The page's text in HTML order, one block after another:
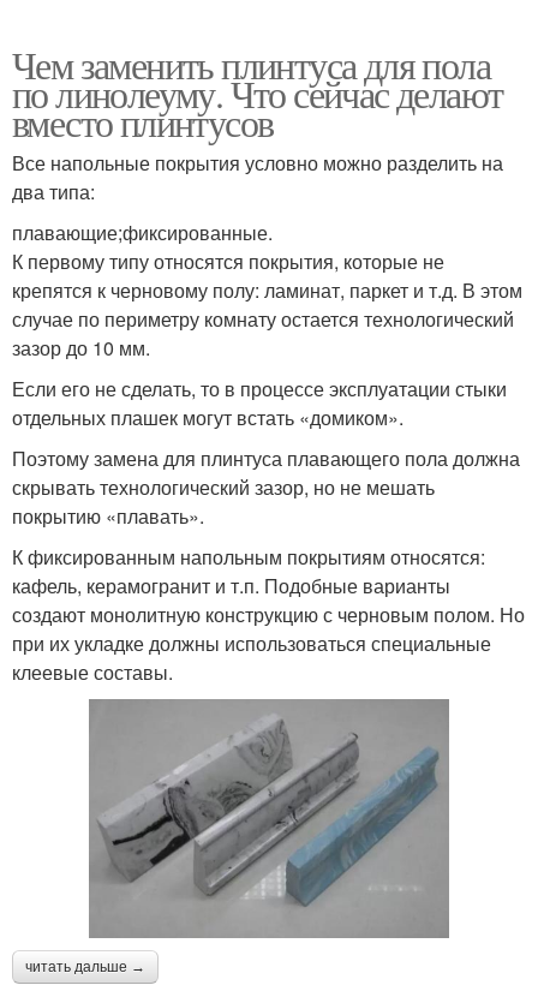
Чем заменить плинтуса для пола
по линолеуму. Что сейчас делают
вместо плинтусов
Все напольные покрытия условно можно разделить на
два типа:
плавающие;фиксированные.
К первому типу относятся покрытия, которые не
крепятся к черновому полу: ламинат, паркет и т.д. В этом
случае по периметру комнату остается технологический
зазор до 10 мм.
Если его не сделать, то в процессе эксплуатации стыки
отдельных плашек могут встать «домиком».
Поэтому замена для плинтуса плавающего пола должна
скрывать технологический зазор, но не мешать
покрытию «плавать».
К фиксированным напольным покрытиям относятся:
кафель, керамогранит и т.п. Подобные варианты
создают монолитную конструкцию с черновым полом. Но
при их укладке должны использоваться специальные
клеевые составы.
читать дальше →